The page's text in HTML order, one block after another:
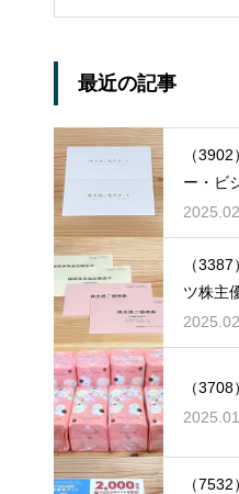
最近の記事
（
ー・ビ
（
ツ株主
（
（